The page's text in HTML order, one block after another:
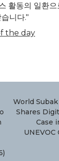
활동의 일환으
니다."
the day
World
Shares
Case